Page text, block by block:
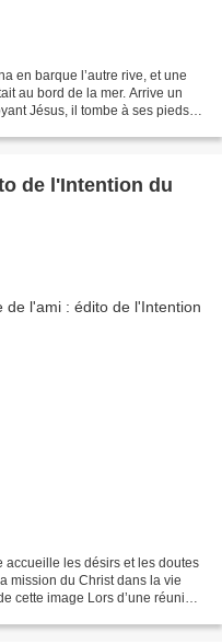
en barque l’autre rive, et une
au bord de la mer. Arrive un
Jésus, il tombe à ses pieds et
de l'Intention du
accueille les désirs et les doutes
mission du Christ dans la vie
cette image Lors d’une réunion